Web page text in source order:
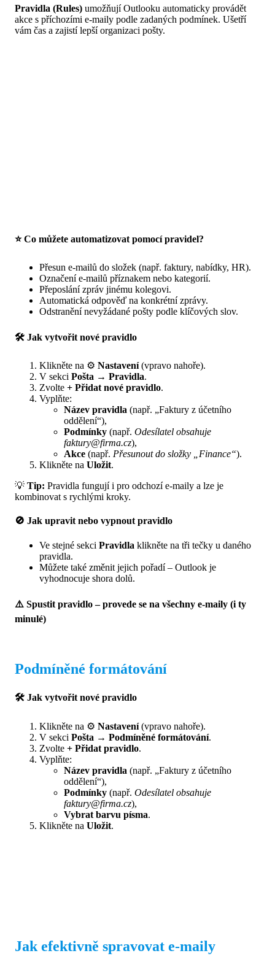
Pravidla (Rules) umožňují Outlooku automaticky provádět
akce s příchozími e-maily podle zadaných podmínek. Ušetří
vám čas a zajistí lepší organizaci pošty.
⭐ Co můžete automatizovat pomocí pravidel?
Přesun e-mailů do složek (např. faktury, nabídky, HR).
Označení e-mailů příznakem nebo kategorií.
Přeposlání zpráv jinému kolegovi.
Automatická odpověď na konkrétní zprávy.
Odstranění nevyžádané pošty podle klíčových slov.
🛠 Jak vytvořit nové pravidlo
Klikněte na ⚙️ Nastavení(vpravo nahoře).
V sekci Pošta → Pravidla.
Zvolte + Přidat nové pravidlo.
Vyplňte:
Název pravidla (např. „Faktury z účetního
oddělení“),
Podmínky (např. Odesílatel obsahuje
faktury@firma.cz),
Akce (např. Přesunout do složky „Finance“).
Klikněte na Uložit.
💡 Tip: Pravidla fungují i pro odchozí e-maily a lze je
kombinovat s rychlými kroky.
🚫 Jak upravit nebo vypnout pravidlo
Ve stejné sekci Pravidla klikněte na tři tečky u daného
pravidla.
Můžete také změnit jejich pořadí – Outlook je
vyhodnocuje shora dolů.
⚠️ Spustit pravidlo – provede se na všechny e-maily (i ty
minulé)
Podmíněné formátování
🛠 Jak vytvořit nové pravidlo
Klikněte na ⚙️ Nastavení(vpravo nahoře).
V sekci Pošta → Podmíněné formátování.
Zvolte + Přidat pravidlo.
Vyplňte:
Název pravidla (např. „Faktury z účetního
oddělení“),
Podmínky (např. Odesílatel obsahuje
faktury@firma.cz),
Vybrat barvu písma.
Klikněte na Uložit.
Jak efektivně spravovat e-maily